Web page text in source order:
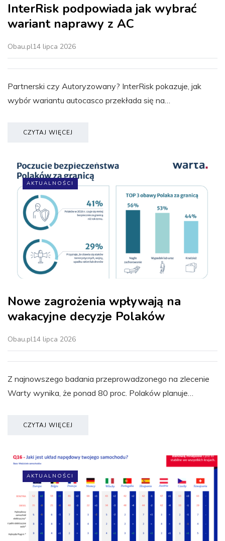
InterRisk podpowiada jak wybrać
wariant naprawy z AC
Obau.pl14 lipca 2026
Partnerski czy Autoryzowany? InterRisk pokazuje, jak
wybór wariantu autocasco przekłada się na…
CZYTAJ WIĘCEJ
AKTUALNOŚCI
Nowe zagrożenia wpływają na
wakacyjne decyzje Polaków
Obau.pl14 lipca 2026
Z najnowszego badania przeprowadzonego na zlecenie
Warty wynika, że ponad 80 proc. Polaków planuje…
CZYTAJ WIĘCEJ
AKTUALNOŚCI